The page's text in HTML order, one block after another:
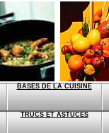
BASES DE LA CUISINE
TRUCS ET ASTUCES